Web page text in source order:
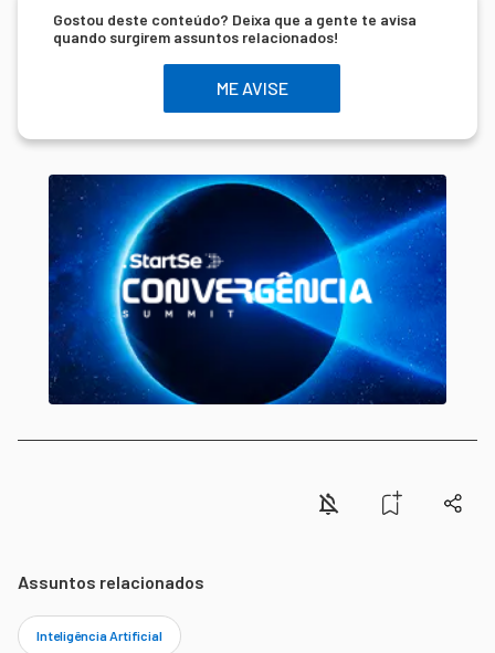
Gostou deste conteúdo? Deixa que a gente te avisa
quando surgirem assuntos relacionados!
ME AVISE
Assuntos relacionados
Inteligência Artificial